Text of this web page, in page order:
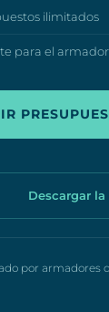
ilimitados
para el armador
Descargar la
por armadores